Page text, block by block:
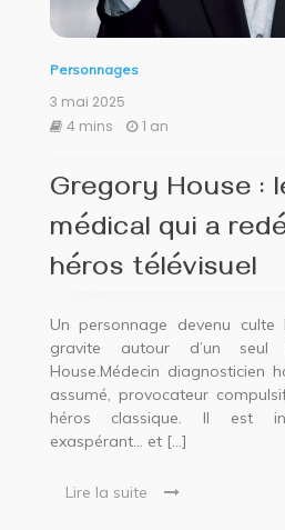
Personnages
3 mai 2025
4 mins
1 an
Gregory House :
médical qui a
héros télévisuel
Un personnage devenu
gravite autour d’un seul
House.Médecin diagnosticien
assumé, provocateur
héros classique. Il est
exaspérant… et […]
Lire la suite